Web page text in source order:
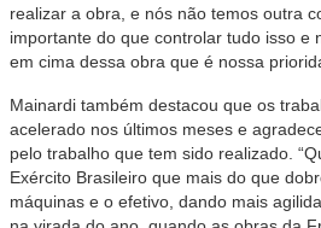
realizar a obra, e nós não temos outra
importante do que controlar tudo isso e
em cima dessa obra que é nossa
Mainardi também destacou que os
acelerado nos últimos meses e
pelo trabalho que tem sido realizado.
Exército Brasileiro que mais do que
máquinas e o efetivo, dando mais